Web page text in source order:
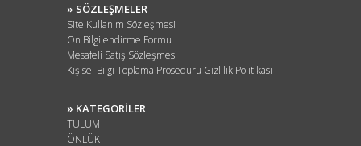
» SÖZLEŞMELER
Site Kullanım Sözleşmesi
Ön Bilgilendirme Formu
Mesafeli Satış Sözleşmesi
Kişisel Bilgi Toplama Prosedürü Gizlilik Politikası
» KATEGORİLER
TULUM
ÖNLÜK